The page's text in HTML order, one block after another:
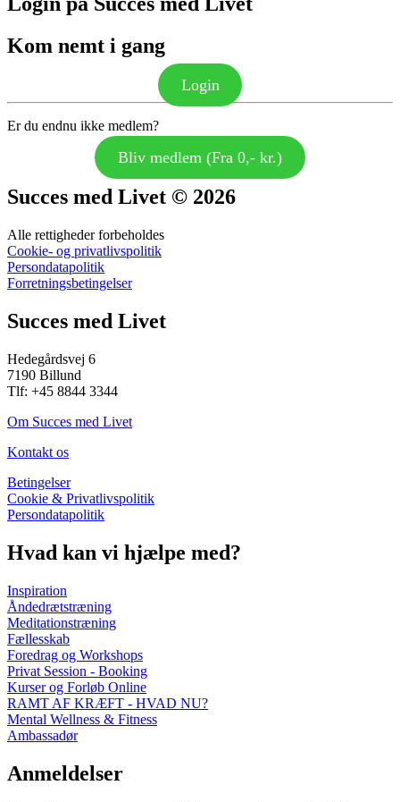
Kom nemt i gang
Login
Er du endnu ikke medlem?
Bliv medlem (Fra 0,- kr.)
Succes med Livet © 2026
Alle rettigheder forbeholdes
Cookie- og privatlivspolitik
Persondatapolitik
Forretningsbetingelser
Succes med Livet
Hedegårdsvej 6
7190 Billund
Tlf: +45 8844 3344
Om Succes med Livet
Kontakt os
Betingelser
Cookie & Privatlivspolitik
Persondatapolitik
Hvad kan vi hjælpe med?
Inspiration
Åndedrætstræning
Meditationstræning
Fællesskab
Foredrag og Workshops
Privat Session - Booking
Kurser og Forløb Online
RAMT AF KRÆFT - HVAD NU?
Mental Wellness & Fitness
Ambassadør
Anmeldelser